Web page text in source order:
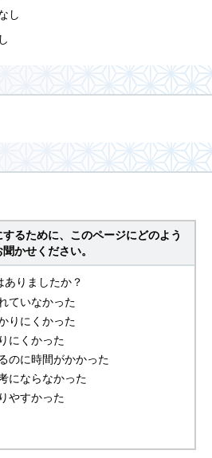
し
るために、このページにどのよう
かせください。
ありましたか？
ていなかった
りにくかった
にくかった
のに時間がかかった
にならなかった
やすかった